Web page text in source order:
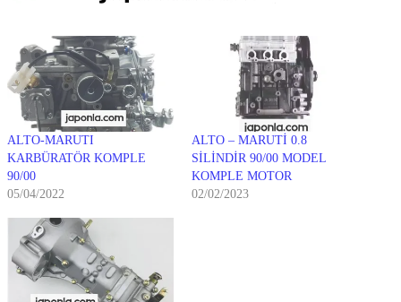
ALTO-MARUTI
KARBÜRATÖR KOMPLE
90/00
05/04/2022
ALTO – MARUTİ 0.8
SİLİNDİR 90/00 MODEL
KOMPLE MOTOR
02/02/2023